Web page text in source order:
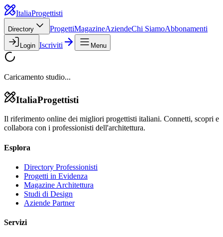
ItaliaProgettisti
Directory ProgettiMagazineAziendeChi SiamoAbbonamenti
Login Iscriviti Menu
Caricamento studio...
ItaliaProgettisti
Il riferimento online dei migliori progettisti italiani. Connetti, scopri e
collabora con i professionisti dell'architettura.
Esplora
Directory Professionisti
Progetti in Evidenza
Magazine Architettura
Studi di Design
Aziende Partner
Servizi